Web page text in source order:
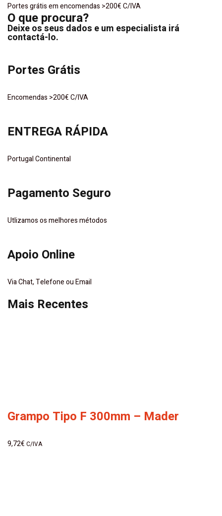
Portes grátis em encomendas >200€ C/IVA
O que procura?
Deixe os seus dados e um especialista irá
contactá-lo.
Portes Grátis
Encomendas >200€ C/IVA
ENTREGA RÁPIDA
Portugal Continental
Pagamento Seguro
Utlizamos os melhores métodos
Apoio Online
Via Chat, Telefone ou Email
Mais Recentes
Grampo Tipo F 300mm – Mader
9,72€ C/IVA